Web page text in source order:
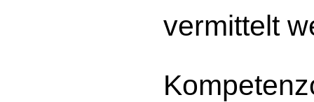
vermittelt